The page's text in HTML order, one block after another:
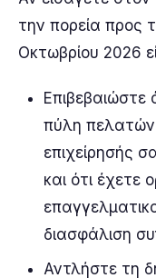
την πορεία προς
Οκτωβρίου 2026
Επιβεβαιώστε
πύλη πελατών
επιχείρησής
και ότι έχετε
διασφάλιση
Αντλήστε τη